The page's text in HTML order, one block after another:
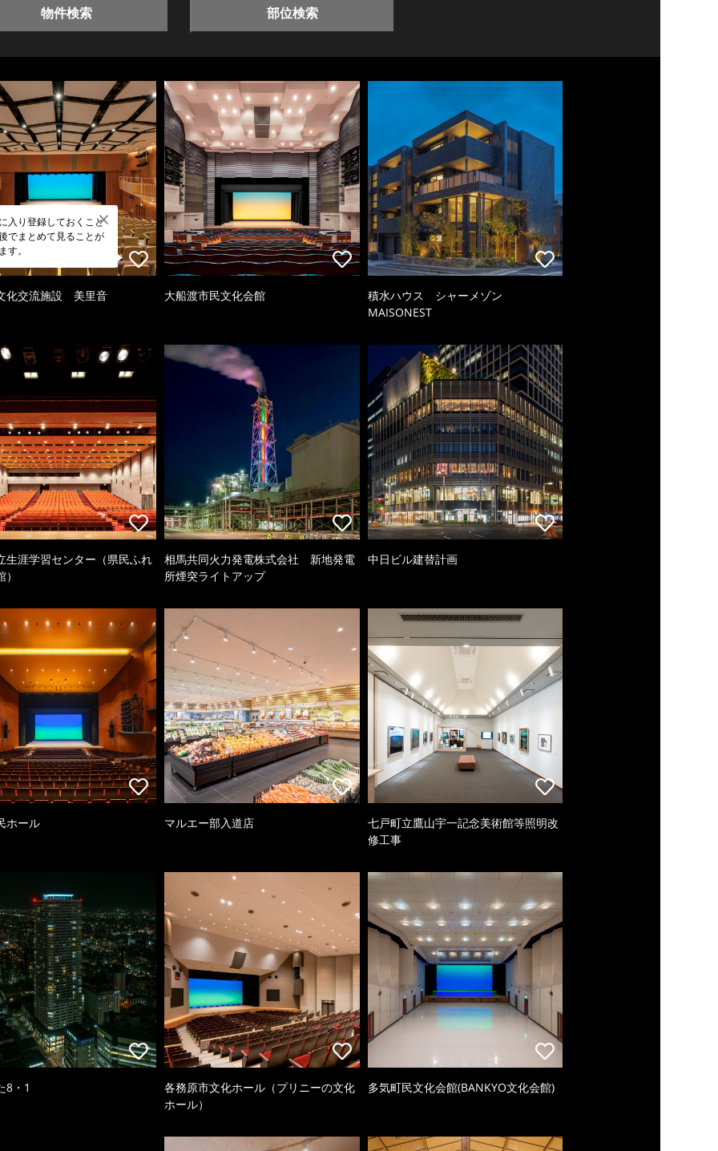
物件検索 部位検索
入り登録しておくこと
でまとめて見ることが
す。
化交流施設 美里音 大船渡市民文化会館
積水ハウス シャーメゾン
MAISONEST
生涯学習センター（県民ふれ
相馬共同火力発電株式会社 新地発電
所煙突ライトアップ
中日ビル建替計画
ホール マルエー部入道店
七戸町立鷹山宇一記念美術館等照明改
修工事
8・1
各務原市文化ホール（プリニーの文化
ホール）
多気町民文化会館(BANKYO文化会館)